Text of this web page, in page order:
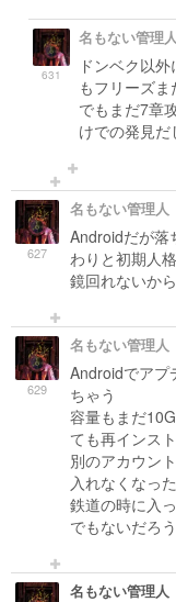
631
名もない管理人
ドンベク以
もフリーズ
でもまだ7章
けでの発見だ
627
名もない管理人
Androidだが落
わりと初期人
鏡回れないか
629
名もない管理人
Androidでアプ
ちゃう
容量もまだ
ても再インス
別のアカウン
入れなくなっ
鉄道の時に入
でもないだろ
名もない管理人